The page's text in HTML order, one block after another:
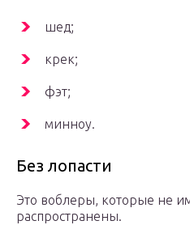
шед;
крек;
фэт;
минноу.
Без лопасти
Это воблеры, которые не
распространены.